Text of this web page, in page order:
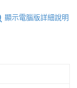
顯示電腦版詳細說明